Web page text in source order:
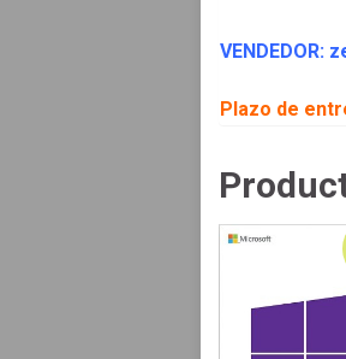
VENDEDOR:
Plazo de